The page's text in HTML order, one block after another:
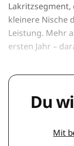
Lakritzsegment,
kleinere Nische
Leistung. Mehr
ersten Jahr –
Du
Mit